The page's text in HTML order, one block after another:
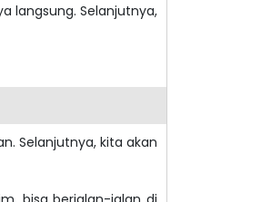
langsung. Selanjutnya,
Selanjutnya, kita akan